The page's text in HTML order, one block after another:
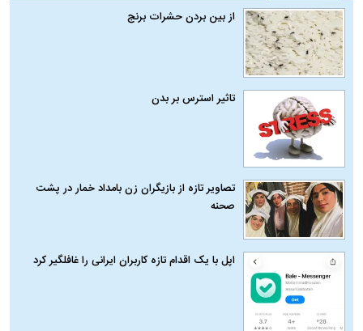
از بین بردن حشرات برنج
تاثیر استرس بر بدن
تصاویر تازه از بازیگران زن بامداد خمار در پشت
صحنه
اپل با یک اقدام تازه کاربران ایرانی را غافلگیر کرد